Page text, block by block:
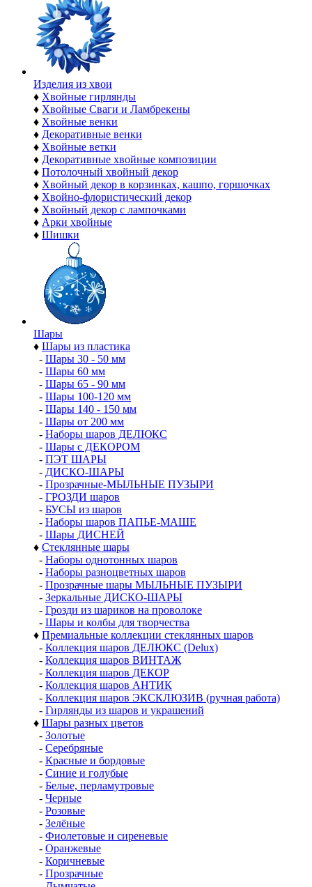
Изделия из хвои
♦ Хвойные гирлянды
♦ Хвойные Сваги и Ламбрекены
♦ Хвойные венки
♦ Декоративные венки
♦ Хвойные ветки
♦ Декоративные хвойные композиции
♦ Потолочный хвойный декор
♦ Хвойный декор в корзинках, кашпо, горшочках
♦ Хвойно-флористический декор
♦ Хвойный декор с лампочками
♦ Арки хвойные
♦ Шишки
Шары
♦ Шары из пластика
- Шары 30 - 50 мм
- Шары 60 мм
- Шары 65 - 90 мм
- Шары 100-120 мм
- Шары 140 - 150 мм
- Шары от 200 мм
- Наборы шаров ДЕЛЮКС
- Шары с ДЕКОРОМ
- ПЭТ ШАРЫ
- ДИСКО-ШАРЫ
- Прозрачные-МЫЛЬНЫЕ ПУЗЫРИ
- ГРОЗДИ шаров
- БУСЫ из шаров
- Наборы шаров ПАПЬЕ-МАШЕ
- Шары ДИСНЕЙ
♦ Стеклянные шары
- Наборы однотонных шаров
- Наборы разноцветных шаров
- Прозрачные шары МЫЛЬНЫЕ ПУЗЫРИ
- Зеркальные ДИСКО-ШАРЫ
- Грозди из шариков на проволоке
- Шары и колбы для творчества
♦ Премиальные коллекции стеклянных шаров
- Коллекция шаров ДЕЛЮКС (Delux)
- Коллекция шаров ВИНТАЖ
- Коллекция шаров ДЕКОР
- Коллекция шаров АНТИК
- Коллекция шаров ЭКСКЛЮЗИВ (ручная работа)
- Гирлянды из шаров и украшений
♦ Шары разных цветов
- Золотые
- Серебряные
- Красные и бордовые
- Синие и голубые
- Белые, перламутровые
- Черные
- Розовые
- Зелёные
- Фиолетовые и сиреневые
- Оранжевые
- Коричневые
- Прозрачные